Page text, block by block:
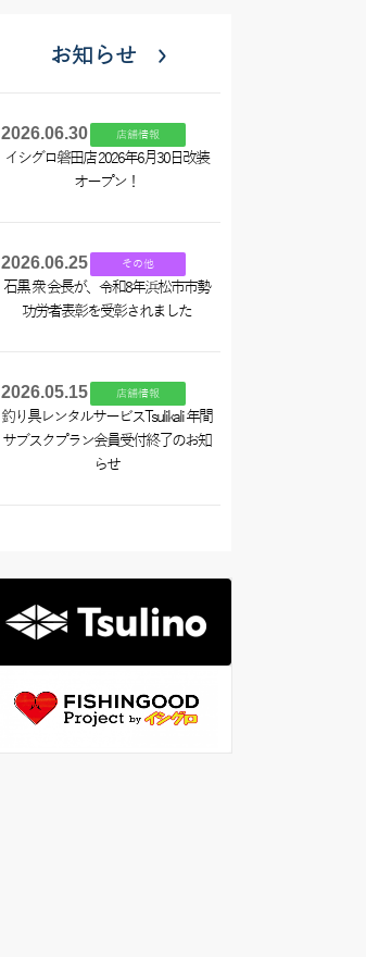
お知らせ
2026.06.30 店舗情報
イシグロ磐田店 2026年6月30日改装
オープン！
2026.06.25 その他
石黒 衆 会長が、令和8年浜松市市勢
功労者表彰を受彰されました
2026.05.15 店舗情報
釣り具レンタルサービスTsulikali 年間
サブスクプラン会員受付終了のお知
らせ